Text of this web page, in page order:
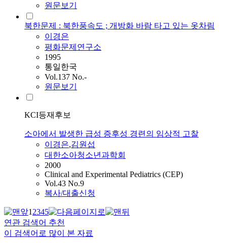
원문보기
북한문제 : 북한풍속도 ; 개방화 바람 타고 있는 옷차림
이경은
평화문제연구소
1995
통일한국
Vol.137 No.-
원문보기
KCI등재후보
소아에서 발생한 급성 증후성 경련의 임상적 고찰
이경은,김원섭
대한소아청소년과학회
2000
Clinical and Experimental Pediatrics (CEP)
Vol.43 No.9
복사/대출신청
12345
연관 검색어 추천
이 검색어로 많이 본 자료